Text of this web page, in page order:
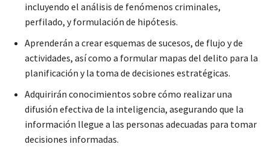
incluyendo el análisis de fenómenos criminales,
perfilado, y formulación de hipótesis.
Aprenderán a crear esquemas de sucesos, de flujo y de
actividades, así como a formular mapas del delito para la
planificación y la toma de decisiones estratégicas.
Adquirirán conocimientos sobre cómo realizar una
difusión efectiva de la inteligencia, asegurando que la
información llegue a las personas adecuadas para tomar
decisiones informadas.